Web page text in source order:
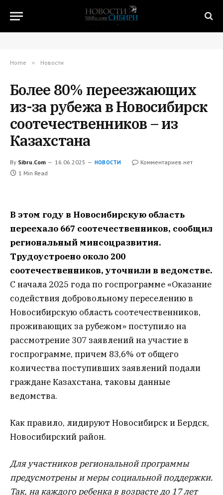
Home » Новости
Более 80% переезжающих
из-за рубежа в Новосибирск
соотечественников – из
Казахстана
By Sibru.Com 16.06.2025 НОВОСТИ
Комментариев нет
1 Min Read
В этом году в Новосибирскую область
переехало 667 соотечественников, сообщил
региональный минсоцразвития.
Трудоустроено около 200
соотечественников, уточнили в ведомстве.
С начала 2025 года по госпрограмме «Оказание
содействия добровольному переселению в
Новосибирскую область соотечественников,
проживающих за рубежом» поступило на
рассмотрение 307 заявлений на участие в
госпрограмме, причем 83,6% от общего
количества поступивших заявлений подали
граждане Казахстана, таковы данные
ведомства.
Как правило, лидируют Новосибирск и Бердск,
Новосибирский район.
Для участников региональной программы
предусмотрены и меры социальной поддержки.
Так, на каждого ребенка в возрасте до 17 лет